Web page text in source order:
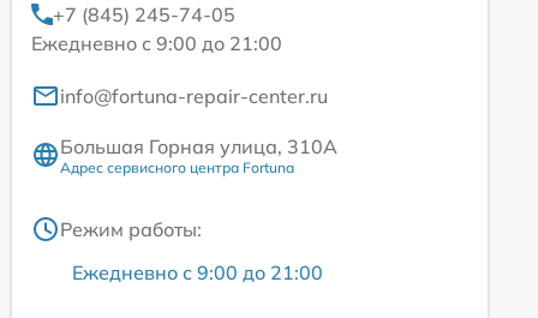
+7 (845) 245-74-05
Ежедневно с 9:00 до 21:00
info@fortuna-repair-center.ru
Большая Горная улица, 310А
Адрес сервисного центра Fortuna
Режим работы:
Ежедневно с 9:00 до 21:00